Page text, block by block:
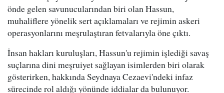
önde gelen savunucularından biri olan Hassun,
muhaliflere yönelik sert açıklamaları ve rejimin askeri
operasyonlarını meşrulaştıran fetvalarıyla öne çıktı.
İnsan hakları kuruluşları, Hassun'u rejimin işlediği savaş
suçlarına dini meşruiyet sağlayan isimlerden biri olarak
gösterirken, hakkında Seydnaya Cezaevi'ndeki infaz
sürecinde rol aldığı yönünde iddialar da bulunuyor.